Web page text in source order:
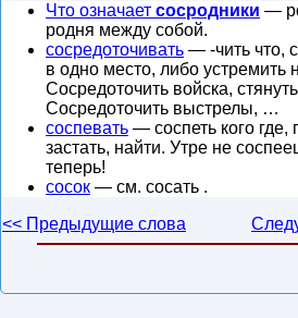
Что означает сосродники —
родня между собой.
сосредоточивать — -чить что,
в одно место, либо устремить
Сосредоточить войска,
Сосредоточить выстрелы, …
соспевать — соспеть кого где,
застать, найти. Утре не
теперь!
сосок — см. сосать .
<< Предыдущие слова